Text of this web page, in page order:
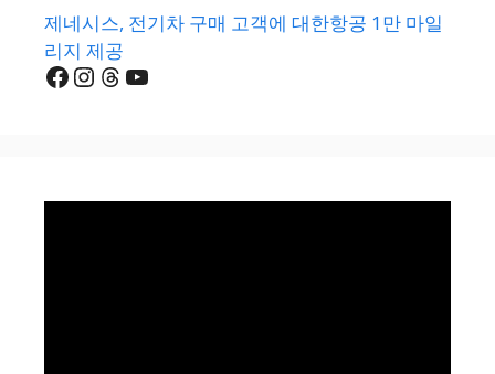
제네시스, 전기차 구매 고객에 대한항공 1만 마일
리지 제공
Facebook
Instagram
Threads
YouTube